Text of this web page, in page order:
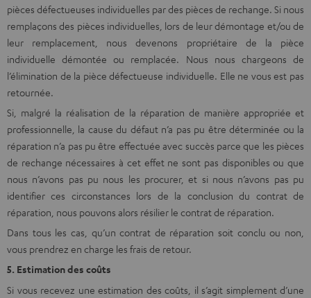
pièces défectueuses individuelles par des pièces de rechange. Si nous
remplaçons des pièces individuelles, lors de leur démontage et/ou de
leur remplacement, nous devenons propriétaire de la pièce
individuelle démontée ou remplacée. Nous nous chargeons de
l’élimination de la pièce défectueuse individuelle. Elle ne vous est pas
retournée.
Si, malgré la réalisation de la réparation de manière appropriée et
professionnelle, la cause du défaut n’a pas pu être déterminée ou la
réparation n’a pas pu être effectuée avec succès parce que les pièces
de rechange nécessaires à cet effet ne sont pas disponibles ou que
nous n’avons pas pu nous les procurer, et si nous n’avons pas pu
identifier ces circonstances lors de la conclusion du contrat de
réparation, nous pouvons alors résilier le contrat de réparation.
Dans tous les cas, qu’un contrat de réparation soit conclu ou non,
vous prendrez en charge les frais de retour.
5. Estimation des coûts
Si vous recevez une estimation des coûts, il s’agit simplement d’une